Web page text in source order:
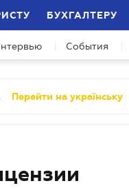
БУХГАЛТЕРУ
События
Перейти на українську